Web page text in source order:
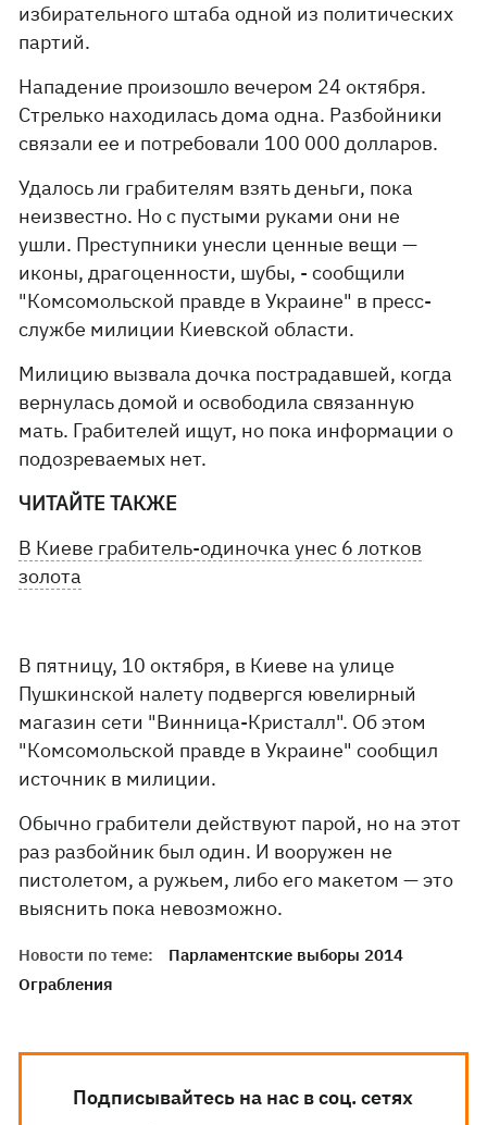
избирательного штаба одной из политических
партий.
Нападение произошло вечером 24 октября.
Стрелько находилась дома одна. Разбойники
связали ее и потребовали 100 000 долларов.
Удалось ли грабителям взять деньги, пока
неизвестно. Но с пустыми руками они не
ушли. Преступники унесли ценные вещи —
иконы, драгоценности, шубы, - сообщили
"Комсомольской правде в Украине" в пресс-
службе милиции Киевской области.
Милицию вызвала дочка пострадавшей, когда
вернулась домой и освободила связанную
мать. Грабителей ищут, но пока информации о
подозреваемых нет.
ЧИТАЙТЕ ТАКЖЕ
В Киеве грабитель-одиночка унес 6 лотков
золота
В пятницу, 10 октября, в Киеве на улице
Пушкинской налету подвергся ювелирный
магазин сети "Винница-Кристалл". Об этом
"Комсомольской правде в Украине" сообщил
источник в милиции.
Обычно грабители действуют парой, но на этот
раз разбойник был один. И вооружен не
пистолетом, а ружьем, либо его макетом — это
выяснить пока невозможно.
Новости по теме:
Парламентские выборы 2014
Ограбления
Подписывайтесь на нас в соц. сетях